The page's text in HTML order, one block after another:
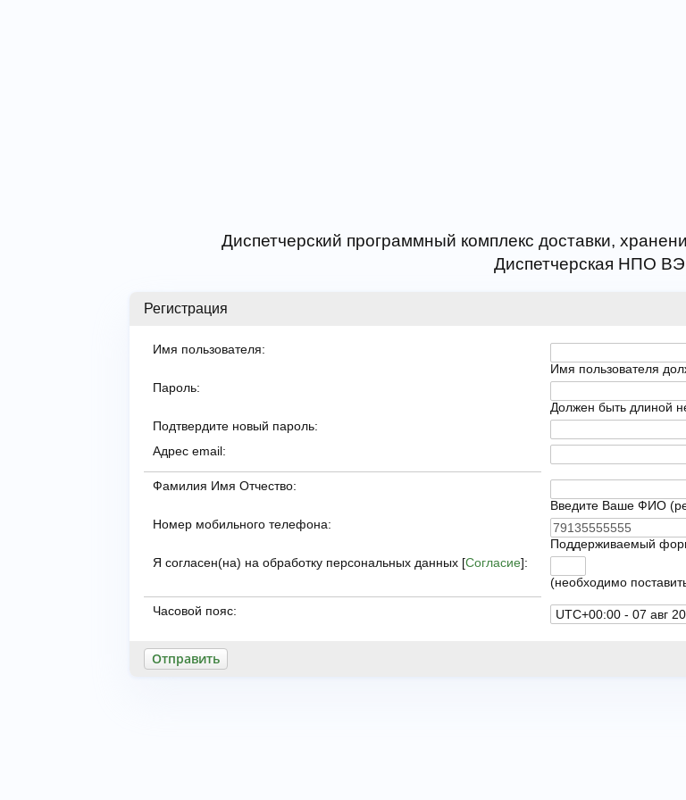
Диспетчерский программный комплекс доставки,
Диспетчерская НПО
Регистрация
Имя пользователя:
Имя пользователя
Пароль:
Должен быть длиной
Подтвердите новый пароль:
Адрес email:
Фамилия Имя Отчество:
Введите Ваше ФИО
Номер мобильного телефона:
Поддерживаемый
Я согласен(на) на обработку персональных данных [Согласие]:
(необходимо
Часовой пояс: